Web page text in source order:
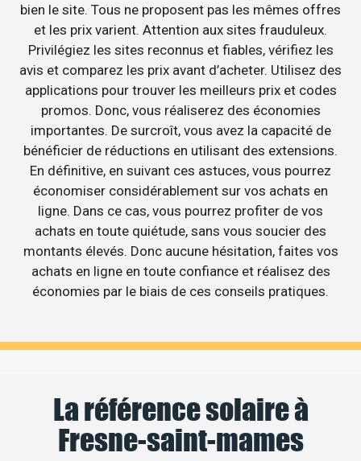
bien le site. Tous ne proposent pas les mêmes offres
et les prix varient. Attention aux sites frauduleux.
Privilégiez les sites reconnus et fiables, vérifiez les
avis et comparez les prix avant d’acheter. Utilisez des
applications pour trouver les meilleurs prix et codes
promos. Donc, vous réaliserez des économies
importantes. De surcroît, vous avez la capacité de
bénéficier de réductions en utilisant des extensions.
En définitive, en suivant ces astuces, vous pourrez
économiser considérablement sur vos achats en
ligne. Dans ce cas, vous pourrez profiter de vos
achats en toute quiétude, sans vous soucier des
montants élevés. Donc aucune hésitation, faites vos
achats en ligne en toute confiance et réalisez des
économies par le biais de ces conseils pratiques.
La référence solaire à
Fresne-saint-mames